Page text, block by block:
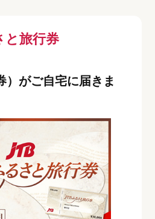
と旅行券
）がご自宅に届きま